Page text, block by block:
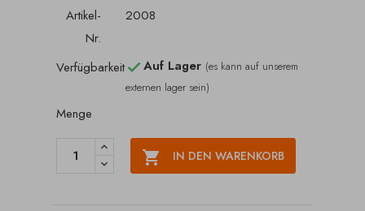
Artikel-
Nr.
2008
Verfügbarkeit Auf Lager (es kann auf unserem
externen lager sein)
Menge
 IN DEN WARENKORB